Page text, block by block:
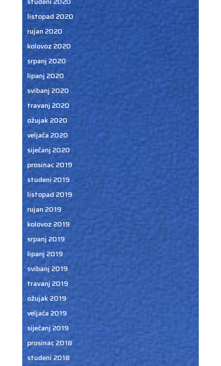
listopad 2020
rujan 2020
kolovoz 2020
srpanj 2020
lipanj 2020
svibanj 2020
travanj 2020
ožujak 2020
veljača 2020
siječanj 2020
prosinac 2019
studeni 2019
listopad 2019
rujan 2019
kolovoz 2019
srpanj 2019
lipanj 2019
svibanj 2019
travanj 2019
ožujak 2019
veljača 2019
siječanj 2019
prosinac 2018
studeni 2018